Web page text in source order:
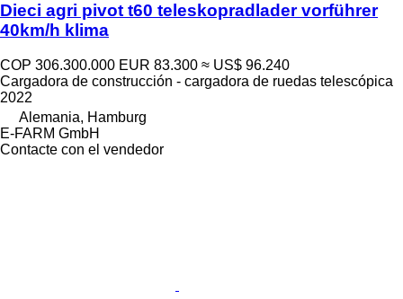
Dieci agri pivot t60 teleskopradlader vorführer
40km/h klima
COP 306.300.000 EUR 83.300 ≈ US$ 96.240
Cargadora de construcción - cargadora de ruedas telescópica
2022
Alemania, Hamburg
E-FARM GmbH
Contacte con el vendedor